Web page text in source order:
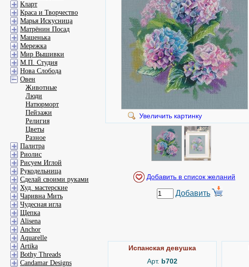
Увеличить картинку
Добавить
Испанская девушка
Арт. b702
Кларт
Краса и Творчество
Марья Искусница
Матрёнин Посад
Машенька
Мережка
Мир Вышивки
М.П. Студия
Нова Слобода
Овен
Животные
Люди
Натюрморт
Пейзажи
Религия
Цветы
Разное
Палитра
Риолис
Рисуем Иглой
Рукодельница
Сделай своими руками
Худ. мастерские
Чаривна Мить
Чудесная игла
Щепка
Alisena
Anchor
Aquarelle
Artika
Bothy Threads
Candamar Designs